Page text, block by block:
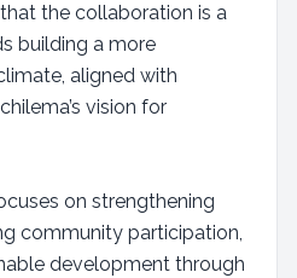
the collaboration is a
building a more
aligned with
vision for
on strengthening
community participation,
development through